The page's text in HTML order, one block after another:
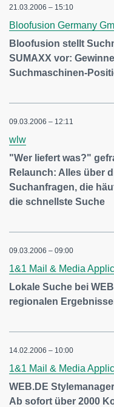
21.03.2006 – 15:10
Bloofusion Germany
Bloofusion stellt
SUMAXX vor:
Suchmaschinen-
09.03.2006 – 12:11
wlw
"Wer liefert was?"
Relaunch: Alles über
Suchanfragen, die
die schnellste Suche
09.03.2006 – 09:00
1&1 Mail & Media
Lokale Suche bei
regionalen
14.02.2006 – 10:00
1&1 Mail & Media
WEB.DE
Ab sofort über 2000